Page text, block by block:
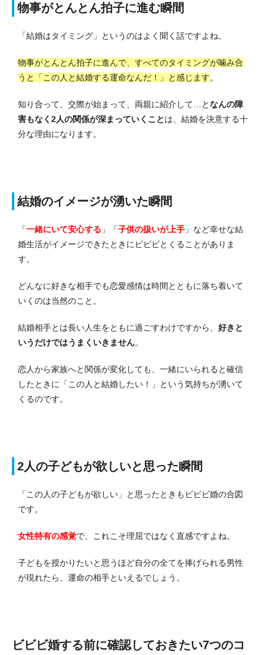
物事がとんとん拍子に進む瞬間
「結婚はタイミング」というのはよく聞く話ですよね。
物事がとんとん拍子に進んで、すべてのタイミングが噛み合
うと「この人と結婚する運命なんだ！」と感じます。
知り合って、交際が始まって、両親に紹介して…となんの障
害もなく2人の関係が深まっていくことは、結婚を決意する十
分な理由になります。
結婚のイメージが湧いた瞬間
「一緒にいて安心する 」「子供の扱いが上手 」など幸せな結
婚生活がイメージできたときにビビビとくることがありま
す。
どんなに好きな相手でも恋愛感情は時間とともに落ち着いて
いくのは当然のこと。
結婚相手とは長い人生をともに過ごすわけですから、 好きと
いうだけではうまくいきません。
恋人から家族へと関係が変化しても、一緒にいられると確信
したときに「この人と結婚したい！」という気持ちが湧いて
くるのです。
2人の子どもが欲しいと思った瞬間
「この人の子どもが欲しい」と思ったときもビビビ婚の合図
です。
女性特有の感覚で、これこそ理屈ではなく直感ですよね。
子どもを授かりたいと思うほど自分の全てを捧げられる男性
が現れたら、運命の相手といえるでしょう。
ビビビ婚する前に確認しておきたい7つのコ